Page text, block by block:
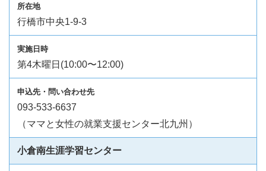
行橋市中央1-9-3
第4木曜日(10:00〜12:00)
093-533-6637
（ママと女性の就業支援センター北九州）
小倉南生涯学習センター